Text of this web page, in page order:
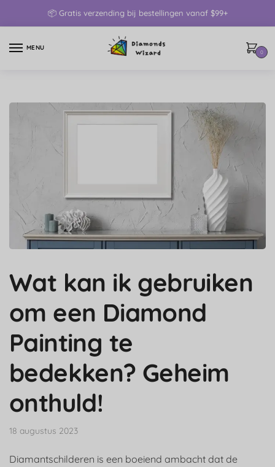
📦 Gratis verzending bij bestellingen vanaf $99+
MENU
0
Wat kan ik gebruiken
om een Diamond
Painting te
bedekken? Geheim
onthuld!
18 augustus 2023
Diamantschilderen is een boeiend ambacht dat de